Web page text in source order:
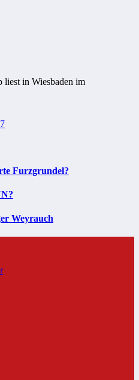
in Wiesbaden im
Furzgrundel?
Weyrauch